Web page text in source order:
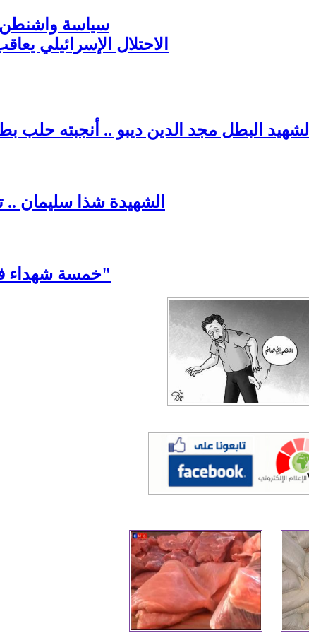
سياسة
الاحتلال الإسرائيلي
الشهيد البطل مجد الدين ديبو .. أنجبته
الشهيدة شذا سليمان
خمسة شهداء في بيت واحد... "حتى تضلّ سورية"